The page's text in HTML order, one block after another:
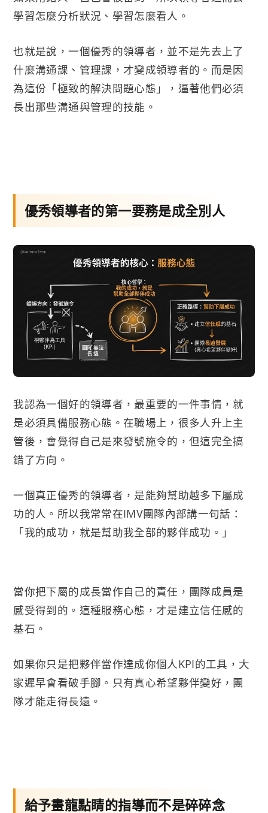
學習怎麼分析狀況、學習怎麼看人。
也就是說，一個優秀的領導者，並不是先去上了
什麼溝通課、管理課，才變成領導者的。而是因
為這份「極致的解決問題心態」，逼著他們必須
長出那些溝通與管理的技能。
優秀領導者的第一要務是成全別人
我認為一個好的領導者，最重要的一件事情，就
是必須具備服務心態。在職場上，很多人升上主
管後，會覺得自己是來發號施令的，但這完全搞
錯了方向。
一個真正優秀的領導者，是能夠幫助越多下屬成
功的人。所以我常常在IMV團隊內部講一句話：
「我的成功，就是幫助我全部的夥伴成功。」
當你把下屬的成長當作自己的責任，團隊成員是
感受得到的。這種服務心態，才是建立信任感的
基石。
如果你只是把夥伴當作達成你個人KPI的工具，大
家遲早會看破手腳。只有真心希望夥伴變好，團
隊才能走得長遠。
給予畫龍點睛的指導而不是碎碎念